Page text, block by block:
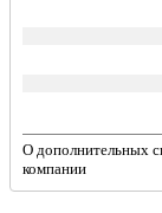
О дополнительных
компании